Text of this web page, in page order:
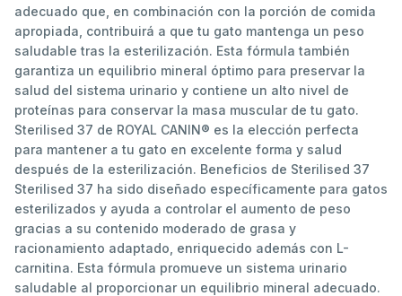
adecuado que, en combinación con la porción de comida
apropiada, contribuirá a que tu gato mantenga un peso
saludable tras la esterilización. Esta fórmula también
garantiza un equilibrio mineral óptimo para preservar la
salud del sistema urinario y contiene un alto nivel de
proteínas para conservar la masa muscular de tu gato.
Sterilised 37 de ROYAL CANIN® es la elección perfecta
para mantener a tu gato en excelente forma y salud
después de la esterilización. Beneficios de Sterilised 37
Sterilised 37 ha sido diseñado específicamente para gatos
esterilizados y ayuda a controlar el aumento de peso
gracias a su contenido moderado de grasa y
racionamiento adaptado, enriquecido además con L-
carnitina. Esta fórmula promueve un sistema urinario
saludable al proporcionar un equilibrio mineral adecuado.